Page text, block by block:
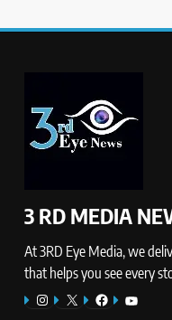
3 RD MEDIA
At 3RD Eye Media, we
that helps you see every
Instagram
X Facebook
YouTube